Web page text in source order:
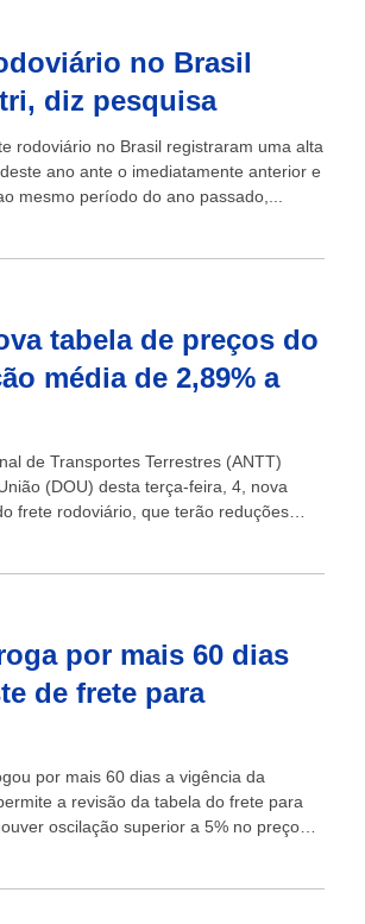
no Brasil
diz pesquisa
rodoviário no Brasil registraram uma alta
ano ante o imediatamente anterior e
mesmo período do ano passado,...
tabela de preços do
média de 2,89% a
de Transportes Terrestres (ANTT)
(DOU) desta terça-feira, 4, nova
frete rodoviário, que terão reduções
por mais 60 dias
de frete para
por mais 60 dias a vigência da
a revisão da tabela do frete para
oscilação superior a 5% no preço